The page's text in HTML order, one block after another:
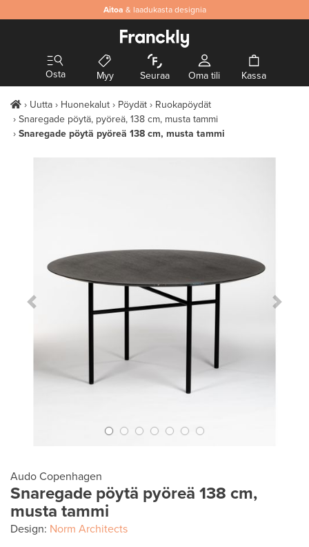
Aitoa & laadukasta designia
Osta Myy Seuraa Oma tili Kassa
Uutta Huonekalut Pöydät
Ruokapöydät
Snaregade pöytä, pyöreä, 138 cm, musta tammi
Snaregade pöytä pyöreä 138 cm, musta tammi
Previous Slide Next
Audo Copenhagen
Snaregade pöytä pyöreä 138 cm,
musta tammi
Design: Norm Architects